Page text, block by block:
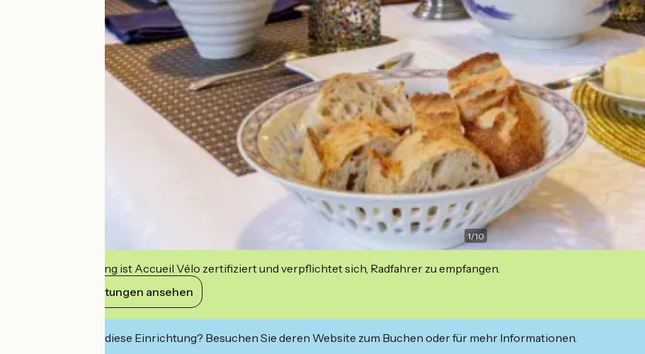
1/10
Diese Einrichtung ist Accueil Vélo zertifiziert und verpflichtet sich, Radfahrer zu empfangen.
Ihre Verpflichtungen ansehen
Interessiert Sie diese Einrichtung? Besuchen Sie deren Website zum Buchen oder für mehr Informationen.